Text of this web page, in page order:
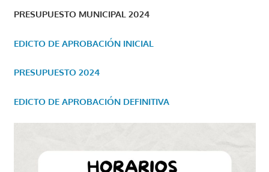
PRESUPUESTO MUNICIPAL 2024
EDICTO DE APROBACIÓN INICIAL
PRESUPUESTO 2024
EDICTO DE APROBACIÓN DEFINITIVA